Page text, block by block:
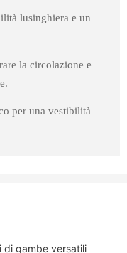
lusinghiera e un
la circolazione e
per una vestibilità